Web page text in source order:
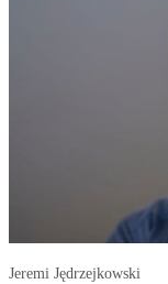
Jeremi Jędrzejkowski